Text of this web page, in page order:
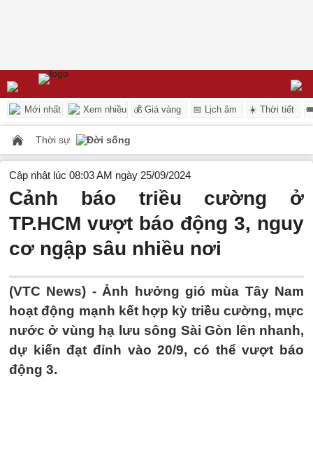
Mới nhất Xem nhiều 💰 Giá vàng 📅 Lịch âm ☀️ Thời tiết
Thời sự Đời sống
Cập nhật lúc 08:03 AM ngày 25/09/2024
Cảnh báo triều cường ở
TP.HCM vượt báo động 3, nguy
cơ ngập sâu nhiều nơi
(VTC News) - Ảnh hưởng gió mùa Tây Nam
hoạt động mạnh kết hợp kỳ triều cường, mực
nước ở vùng hạ lưu sông Sài Gòn lên nhanh,
dự kiến đạt đỉnh vào 20/9, có thể vượt báo
động 3.